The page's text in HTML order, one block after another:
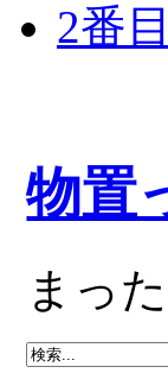
2番
物置
まっ